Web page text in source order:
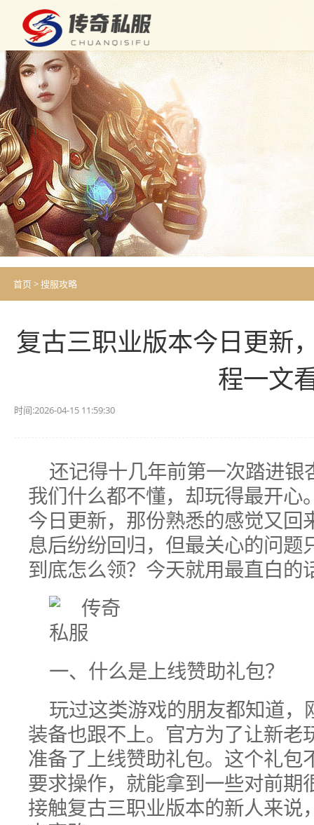
首页 >搜服攻略
复古三职业版本今日更新
程一文
时间:2026-04-15 11:59:30
还记得十几年前第一次踏进
我们什么都不懂，却玩得最开心
今日更新，那份熟悉的感觉又回
息后纷纷回归，但最关心的问题
到底怎么领？今天就用最直白的
一、什么是上线赞助礼包？
玩过这类游戏的朋友都知道
装备也跟不上。官方为了让新老
准备了上线赞助礼包。这个礼包
要求操作，就能拿到一些对前期
接触复古三职业版本的新人来说